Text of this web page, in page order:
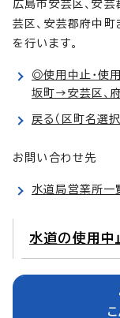
広島市安芸区、安
芸区、安芸郡府中
を行います。
◎使用中止・使
坂町→安芸区、府
戻る（区町名選
お問い合わせ先
水道局営業所一
水道の使用中